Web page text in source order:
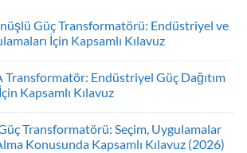
Güç Transformatörü: Endüstriyel ve
İçin Kapsamlı Kılavuz
Transformatör: Endüstriyel Güç Dağıtım
Kapsamlı Kılavuz
Güç Transformatörü: Seçim, Uygulamalar
Konusunda Kapsamlı Kılavuz (2026)